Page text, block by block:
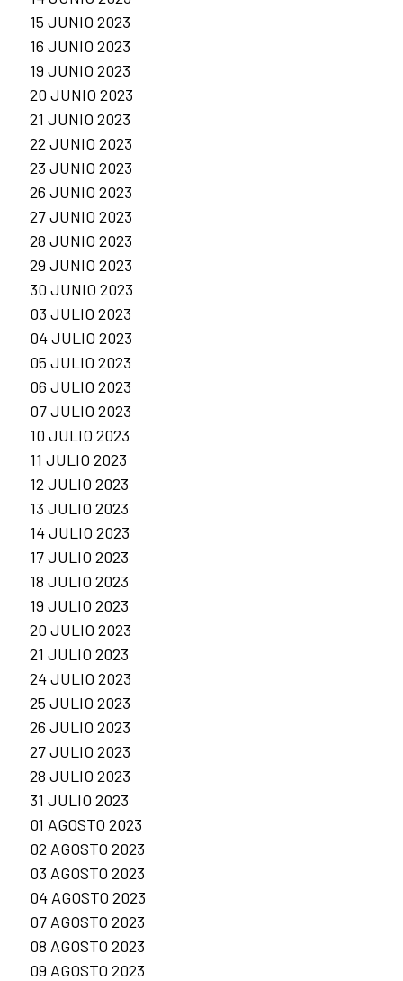
15 JUNIO 2023
16 JUNIO 2023
19 JUNIO 2023
20 JUNIO 2023
21 JUNIO 2023
22 JUNIO 2023
23 JUNIO 2023
26 JUNIO 2023
27 JUNIO 2023
28 JUNIO 2023
29 JUNIO 2023
30 JUNIO 2023
03 JULIO 2023
04 JULIO 2023
05 JULIO 2023
06 JULIO 2023
07 JULIO 2023
10 JULIO 2023
11 JULIO 2023
12 JULIO 2023
13 JULIO 2023
14 JULIO 2023
17 JULIO 2023
18 JULIO 2023
19 JULIO 2023
20 JULIO 2023
21 JULIO 2023
24 JULIO 2023
25 JULIO 2023
26 JULIO 2023
27 JULIO 2023
28 JULIO 2023
31 JULIO 2023
01 AGOSTO 2023
02 AGOSTO 2023
03 AGOSTO 2023
04 AGOSTO 2023
07 AGOSTO 2023
08 AGOSTO 2023
09 AGOSTO 2023